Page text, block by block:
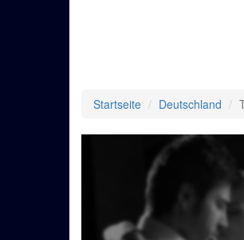
Startseite Deutschland